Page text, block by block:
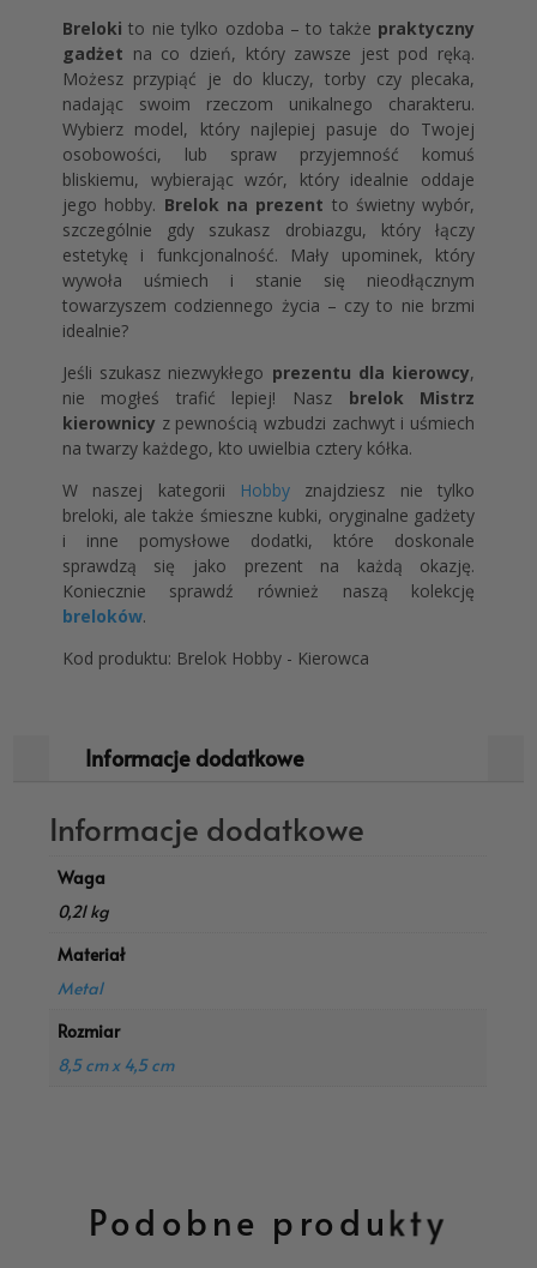
Breloki to nie tylko ozdoba – to także praktyczny
gadżet na co dzień, który zawsze jest pod ręką.
Możesz przypiąć je do kluczy, torby czy plecaka,
nadając swoim rzeczom unikalnego charakteru.
Wybierz model, który najlepiej pasuje do Twojej
osobowości, lub spraw przyjemność komuś
bliskiemu, wybierając wzór, który idealnie oddaje
jego hobby. Brelok na prezent to świetny wybór,
szczególnie gdy szukasz drobiazgu, który łączy
estetykę i funkcjonalność. Mały upominek, który
wywoła uśmiech i stanie się nieodłącznym
towarzyszem codziennego życia – czy to nie brzmi
idealnie?
Jeśli szukasz niezwykłego prezentu dla kierowcy,
nie mogłeś trafić lepiej! Nasz brelok Mistrz
kierownicy z pewnością wzbudzi zachwyt i uśmiech
na twarzy każdego, kto uwielbia cztery kółka.
W naszej kategorii
Hobby
znajdziesz nie tylko
breloki, ale także śmieszne kubki, oryginalne gadżety
i inne pomysłowe dodatki, które doskonale
sprawdzą się jako prezent na każdą okazję.
Koniecznie sprawdź również naszą kolekcję
breloków.
Kod produktu: Brelok Hobby - Kierowca
Informacje dodatkowe
Informacje dodatkowe
Waga
0,21 kg
Materiał
Metal
Rozmiar
8,5 cm x 4,5 cm
Podobne produkty